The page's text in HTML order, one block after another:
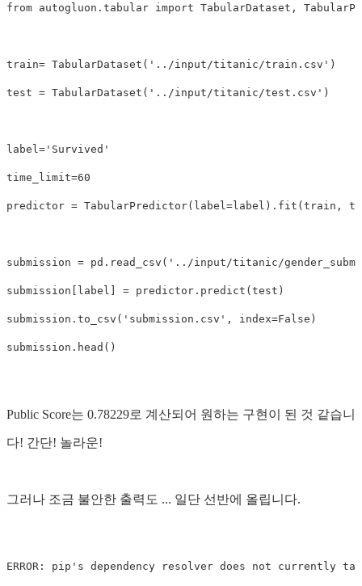
from autogluon.tabular import TabularDataset ,
train= TabularDataset ( '../input/titanic/train.csv' )
test = TabularDataset ( '../input/titanic/test.csv' )
label = 'Survived'
time_limit=60
predictor = TabularPredictor( label = label ). fit ( train ,
submission = pd . read_csv ( '../input/titanic/
submission label = predictor . predict ( test )
submission . to_csv ( 'submission.csv' , index=False )
submission . head ()
Public Score는 0.78229로 계산되어 원하는 구현이 된 것 같습니
다! 간단! 놀라운!
그러나 조금 불안한 출력도 ... 일단 선반에 올립니다.
ERROR: pip 's dependency resolver does not currently